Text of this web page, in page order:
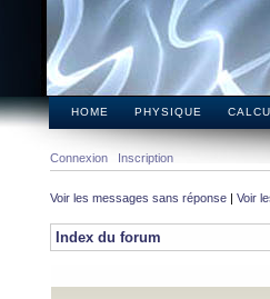
HOME PHYSIQUE
Connexion Inscription
Voir les messages sans réponse | Voir
Index du forum